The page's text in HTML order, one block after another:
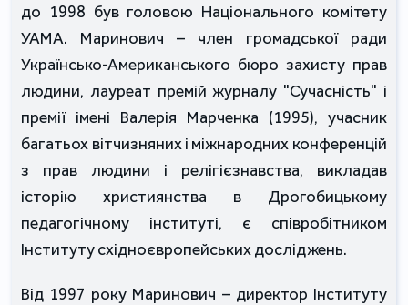
до 1998 був головою Національного комітету
УАМА. Маринович – член громадської ради
Українсько-Американського бюро захисту прав
людини, лауреат премій журналу "Сучасність" і
премії імені Валерія Марченка (1995), учасник
багатьох вітчизняних і міжнародних конференцій
з прав людини і релігієзнавства, викладав
історію християнства в Дрогобицькому
педагогічному інституті, є співробітником
Інституту східноєвропейських досліджень.
Від 1997 року Маринович – директор Інституту